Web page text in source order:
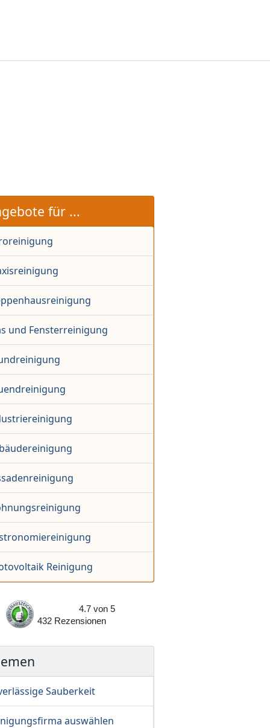
für ...
und Fensterreinigung
Reinigung
4.7 von5
432
Rezensionen
Sauberkeit
auswählen